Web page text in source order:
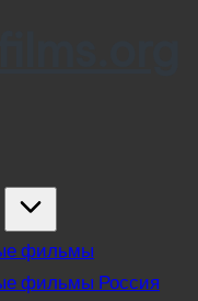
фильмы
фильмы Россия